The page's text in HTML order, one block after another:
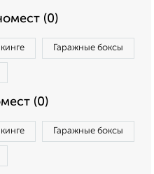
(0)
Гаражные боксы
(0)
Гаражные боксы